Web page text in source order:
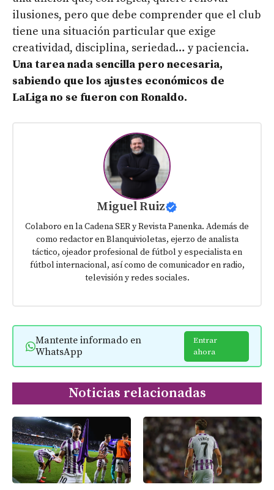
ilusiones, pero que debe comprender que el club
tiene una situación particular que exige
creatividad, disciplina, seriedad… y paciencia.
Una tarea nada sencilla pero necesaria,
sabiendo que los ajustes económicos de
LaLiga no se fueron con Ronaldo.
Miguel Ruiz
Colaboro en la Cadena SER y Revista Panenka. Además de
como redactor en Blanquivioletas, ejerzo de analista
táctico, ojeador profesional de fútbol y especialista en
fútbol internacional, así como de comunicador en radio,
televisión y redes sociales.
Mantente informado en
WhatsApp
Entrar
ahora
Noticias relacionadas